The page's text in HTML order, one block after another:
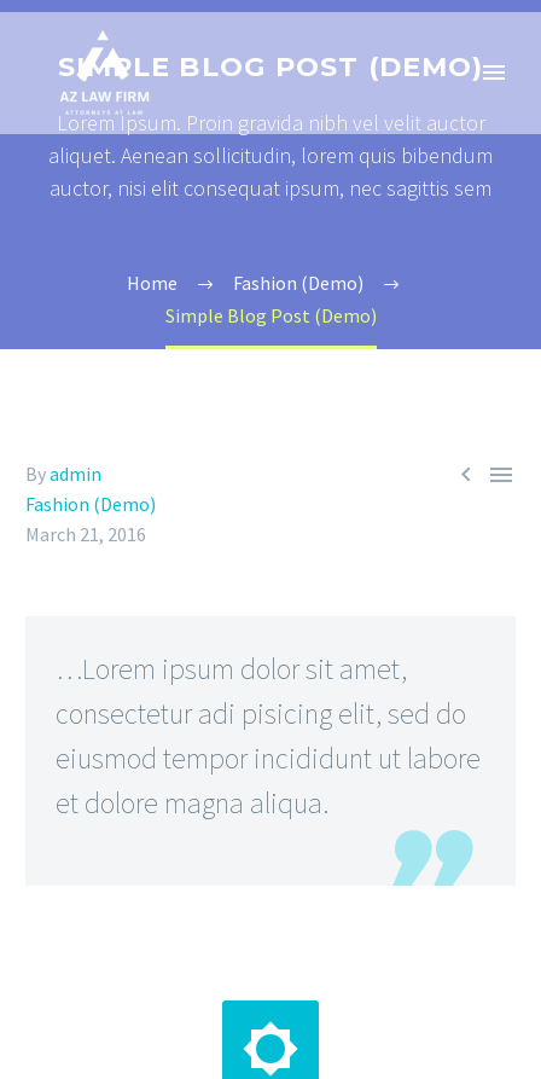
SIMPLE BLOG POST (DEMO)
Lorem Ipsum. Proin gravida nibh vel velit auctor
aliquet. Aenean sollicitudin, lorem quis bibendum
auctor, nisi elit consequat ipsum, nec sagittis sem
Home
Fashion (Demo)
Simple Blog Post (Demo)
 
Byadmin
Fashion (Demo)
March 21, 2016
…Lorem ipsum dolor sit amet,
consectetur adi pisicing elit, sed do
eiusmod tempor incididunt ut labore
et dolore magna aliqua.

